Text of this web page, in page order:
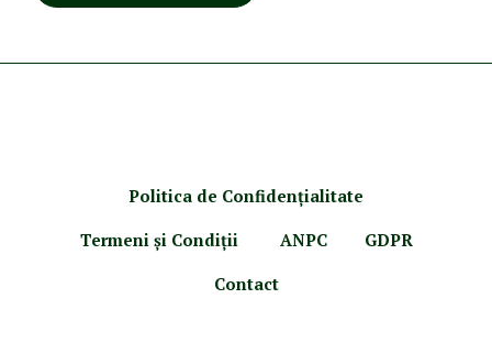
Politica de Confidenţialitate
Termeni şi Condiţii
ANPC
GDPR
Contact